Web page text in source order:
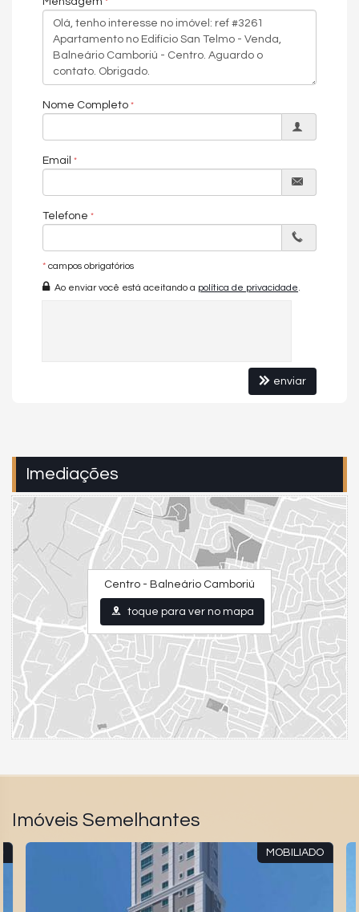
Nome Completo
Email
Telefone
* campos obrigatórios
Ao enviar você está aceitando a política de privacidade
enviar
Imediações
Centro - Balneário Camboriú
toque para ver no mapa
Imóveis Semelhantes
MOBILIADO